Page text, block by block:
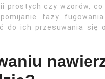
prostych czy wzorów, co
fazy fugowania
do ich przesuwania się